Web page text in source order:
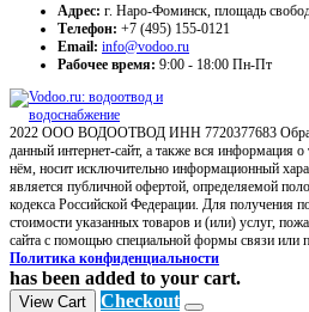
Адрес: г. Наро-Фоминск, площадь
Телефон: +7 (495) 155-0121
Email: info@vodoo.ru
Рабочее время: 9:00 - 18:00 Пн-Пт
2022 ООО ВОДООТВОД ИНН 7720377683
данный интернет-сайт, а также вся информация о
нём, носит исключительно информационный
является публичной офертой, определяемой
кодекса Российской Федерации. Для получения
стоимости указанных товаров и (или) услуг,
сайта с помощью специальной формы связи или
Политика конфиденциальности
has been added to your cart.
View Cart Checkout